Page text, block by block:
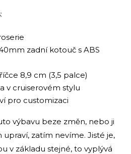
zadní kotouč s ABS
8,9 cm (3,5 palce)
v cruiserovém stylu
pro customizaci
výbavu beze změn, nebo ji
zatím nevíme. Jisté je,
v základu stejné, to vyplývá